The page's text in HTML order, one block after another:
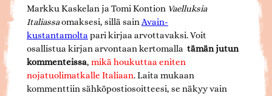
Markku Kaskelan ja Tomi Kontion Vaelluksia
Italiassaomaksesi, sillä sain Avain-
kustantamolta pari kirjaa arvottavaksi. Voit
osallistua kirjan arvontaan kertomalla tämän jutun
kommenteissa, mikä houkuttaa eniten
nojatuolimatkalle Italiaan. Laita mukaan
kommenttiin sähköpostiosoitteesi, se näkyy vain